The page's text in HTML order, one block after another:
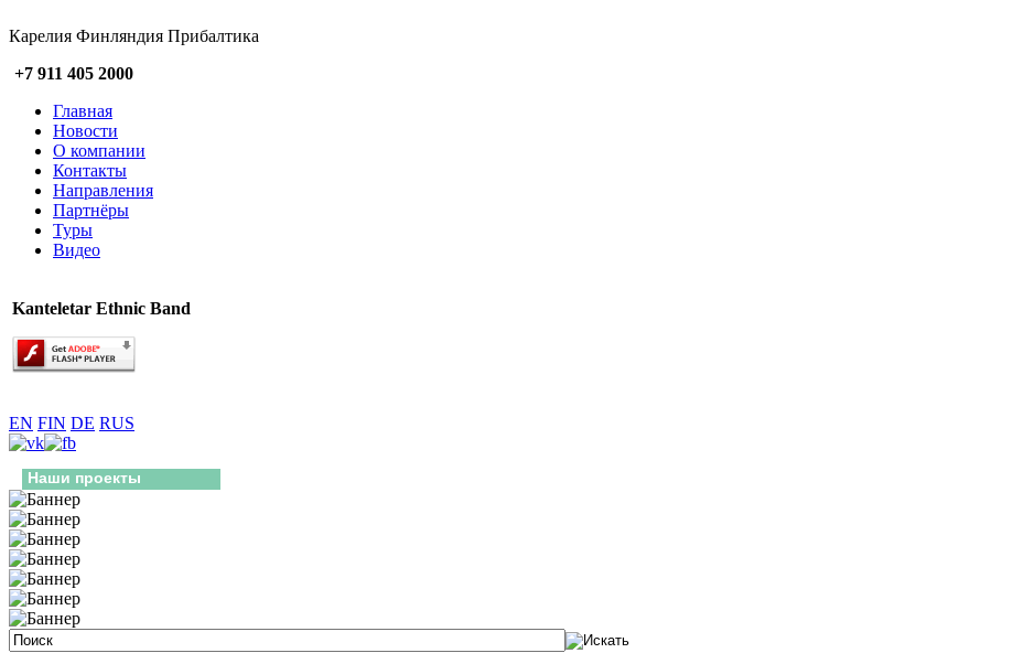
Карелия Финляндия Прибалтика
+7 911 405 2000
Главная
Новости
О компании
Контакты
Направления
Партнёры
Туры
Видео
Kanteletar Ethnic Band
EN FIN DE RUS
Наши проекты